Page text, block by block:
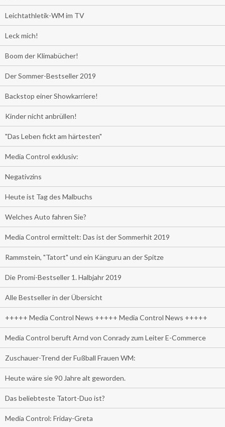
Leichtathletik-WM im TV
Leck mich!
Boom der Klimabücher!
Der Sommer-Bestseller 2019
Backstop einer Showkarriere!
Kinder nicht anbrüllen!
"Das Leben fickt am härtesten"
Media Control exklusiv:
Negativzins
Heute ist Tag des Malbuchs
Welches Auto fahren Sie?
Media Control ermittelt: Das ist der Sommerhit 2019
Rammstein, "Tatort" und ein Känguru an der Spitze
Die Promi-Bestseller 1. Halbjahr 2019
Alle Bestseller in der Übersicht
+++++ Media Control News +++++ Media Control News +++++
Media Control beruft Arnd von Conrady zum Leiter E-Commerce
Zuschauer-Trend der Fußball Frauen WM:
Heute wäre sie 90 Jahre alt geworden.
Das beliebteste Tatort-Duo ist?
Media Control: Friday-Greta